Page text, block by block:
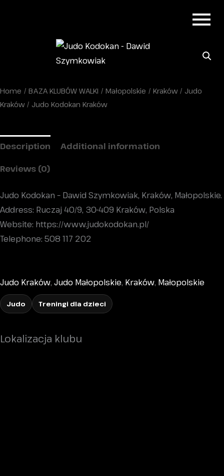
Home / BAZA KLUBÓW WALKI / Małopolskie / Kraków/ Judo
Kraków/ Judo Kodokan Kraków
Description Additional information
Reviews (0)
Judo Kodokan – Dawid Szymkowiak, Kraków, Małopolskie.
Address: Ruczaj 40/9, 30-409 Kraków, Polska
Website: https://www.judokodokan.pl/
Telephone: 508 117 202
Judo Kraków, Judo Małopolskie, Kraków, Małopolskie
Judo Treningi dla dzieci
Lokalizacja klubu